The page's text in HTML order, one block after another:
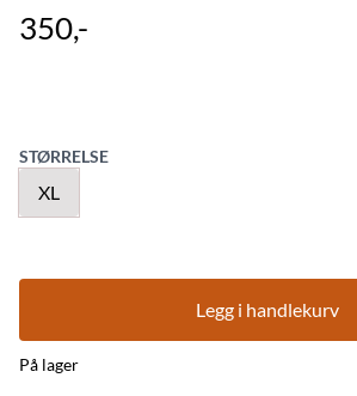
350,-
STØRRELSE
XL
Legg i handlekurv
På lager